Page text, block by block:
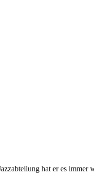
hat er es immer